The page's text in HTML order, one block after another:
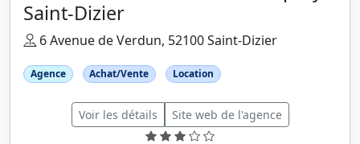
Saint-Dizier
6 Avenue de Verdun, 52100 Saint-Dizier
Agence Achat/Vente Location
Voir les détails Site web de l'agence